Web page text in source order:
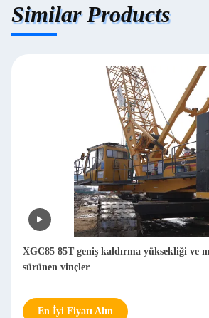
Similar Products
XGC85 85T geniş kaldırma yüksekliği ve
sürünen vinçler
En İyi Fiyatı Alın